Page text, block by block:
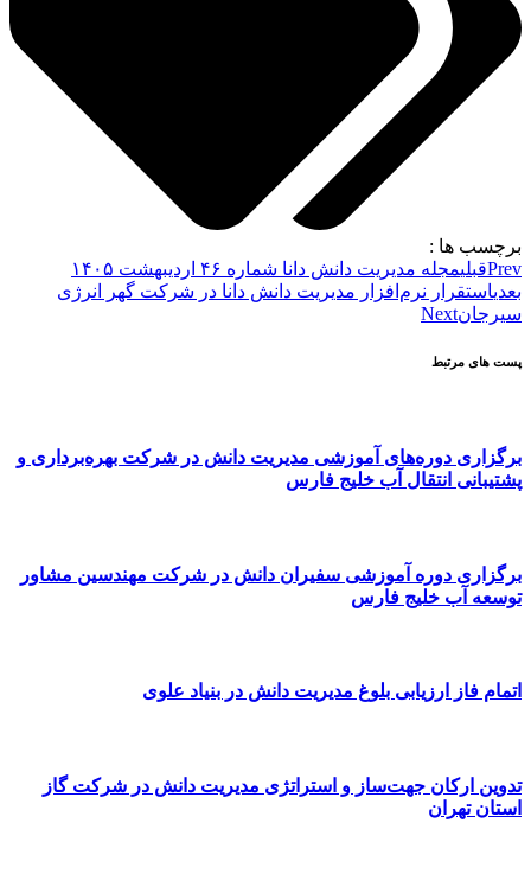
برچسب ها :
Prevقبلیمجله مدیریت دانش دانا شماره ۴۶ اردیبهشت ۱۴۰۵
بعدیاستقرار نرم‌افزار مدیریت دانش دانا در شرکت گهر انرژی
سیرجانNext
پست های مرتبط
برگزاری دوره‌های آموزشی مدیریت دانش در شرکت بهره‌برداری و
پشتیبانی انتقال آب خلیج فارس
برگزاری دوره آموزشی سفیران دانش در شرکت مهندسین مشاور
توسعه آب خلیج فارس
اتمام فاز ارزیابی بلوغ مدیریت دانش در بنیاد علوی
تدوین ارکان جهت‌ساز و استراتژی مدیریت دانش در شرکت گاز
استان تهران